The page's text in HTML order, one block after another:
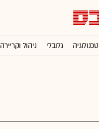
טכנולוגיה גלובלי ניהול וקריירה